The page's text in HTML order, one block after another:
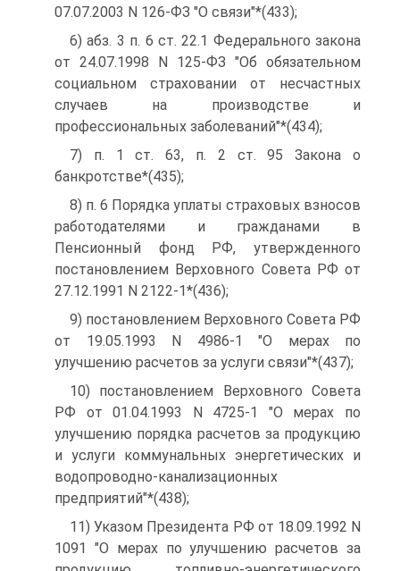
07.07.2003 N 126-ФЗ "О связи"*(433);
6) абз. 3 п. 6 ст. 22.1 Федерального закона
от 24.07.1998 N 125-ФЗ "Об обязательном
социальном страховании от несчастных
случаев на производстве и
профессиональных заболеваний"*(434);
7) п. 1 ст. 63, п. 2 ст. 95 Закона о
банкротстве*(435);
8) п. 6 Порядка уплаты страховых взносов
работодателями и гражданами в
Пенсионный фонд РФ, утвержденного
постановлением Верховного Совета РФ от
27.12.1991 N 2122-1*(436);
9) постановлением Верховного Совета РФ
от 19.05.1993 N 4986-1 "О мерах по
улучшению расчетов за услуги связи"*(437);
10) постановлением Верховного Совета
РФ от 01.04.1993 N 4725-1 "О мерах по
улучшению порядка расчетов за продукцию
и услуги коммунальных энергетических и
водопроводно-канализационных
предприятий"*(438);
11) Указом Президента РФ от 18.09.1992 N
1091 "О мерах по улучшению расчетов за